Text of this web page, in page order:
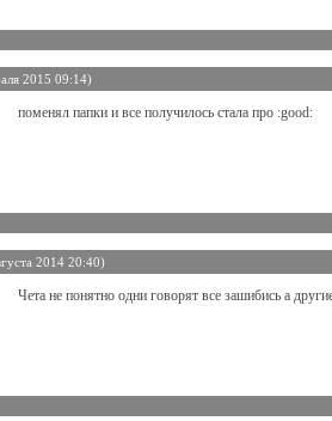
2015 09:14)
поменял папки и все получилось стала про :good:
2014 20:40)
Чета не понятно одни говорят все зашибись а